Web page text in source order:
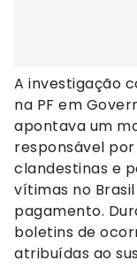
A investigação
na PF em
apontava um
responsável
clandestinas e
vítimas no
pagamento.
boletins de
atribuídas ao